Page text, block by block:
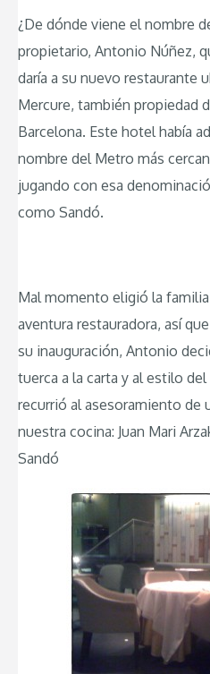
¿De dónde viene el nombre
propietario, Antonio Núñez,
daría a su nuevo restaurante
Mercure, también propiedad
Barcelona. Este hotel había
nombre del Metro más
jugando con esa
como Sandó.
Mal momento eligió la
aventura restauradora, así
su inauguración, Antonio
tuerca a la carta y al estilo
recurrió al asesoramiento de
nuestra cocina: Juan Mari
Sandó